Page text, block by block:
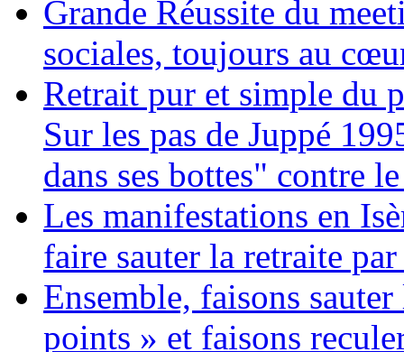
Grande Réussite du
sociales, toujours au
Retrait pur et simple du
Sur les pas de Juppé
dans ses bottes" contre
Les manifestations en
faire sauter la retraite
Ensemble, faisons
points » et faisons